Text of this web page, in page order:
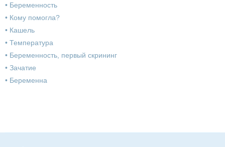
• Беременность
• Кому помогла?
• Кашель
• Температура
• Беременность, первый скрининг
• Зачатие
• Беременна